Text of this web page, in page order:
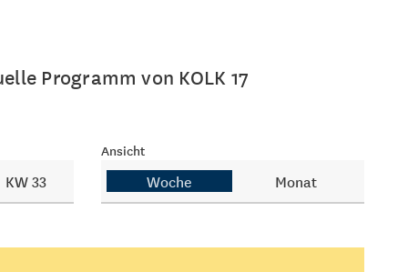
Programm von KOLK 17
KW 33
Ansicht
Woche Monat